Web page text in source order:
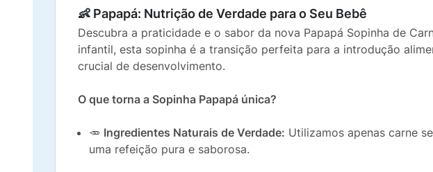
👶 Papapá: Nutrição de Verdade para o Seu Bebê
Descubra a praticidade e o sabor da nova Papapá Sopinha de
infantil, esta sopinha é a transição perfeita para a introdução
crucial de desenvolvimento.
O que torna a Sopinha Papapá única?
🥕 Ingredientes Naturais de Verdade: Utilizamos apenas carne
uma refeição pura e saborosa.